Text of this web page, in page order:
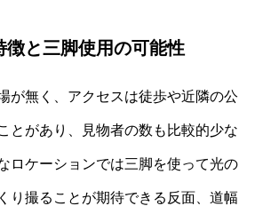
徴と三脚使用の可能性
が無く、アクセスは徒歩や近隣の公
とがあり、見物者の数も比較的少な
ロケーションでは三脚を使って光の
り撮ることが期待できる反面、道幅